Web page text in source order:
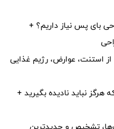
بای پس نیاز داریم؟ +
استنت، عوارض، رژیم غذایی
علامت اولیه که هرگز نباید نادیده بگیرید +